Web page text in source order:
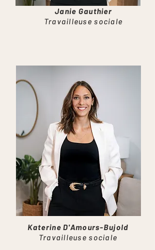
Janie Gauthier
Travailleuse sociale
Katerine D'Amours-Bujold
Travailleuse sociale